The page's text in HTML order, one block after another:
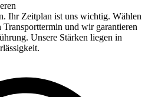
Ihr Zeitplan ist uns wichtig. Wählen
Transporttermin und wir garantieren
Unsere Stärken liegen in